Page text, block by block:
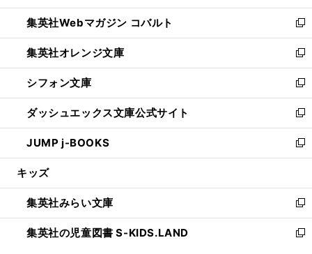
開
く
ウ
で
開
く
ン
ド
ウ
で
開
く
ウ
ィ
ン
ド
ウ
で
開
く
集英社Webマガジン コバルト
新
し
い
ウ
ィ
ン
ド
ウ
で
開
集英社オレンジ文庫
新
し
い
ウ
ィ
ン
ド
ウ
開
く
シフォン文庫
新
し
い
ウ
ィ
ン
ウ
で
開
く
ダッシュエックス文庫公式サイト
新
し
い
ウ
ン
ド
ウ
で
JUMP j-BOOKS
新
し
ウ
ィ
ン
ド
キッズ
集英社みらい文庫
新
し
い
集英社の児童図書 S-KIDS.LAND
新